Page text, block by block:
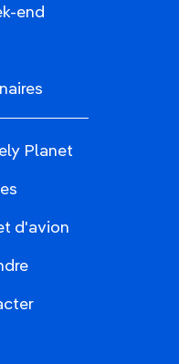
end
Planet
d'avion